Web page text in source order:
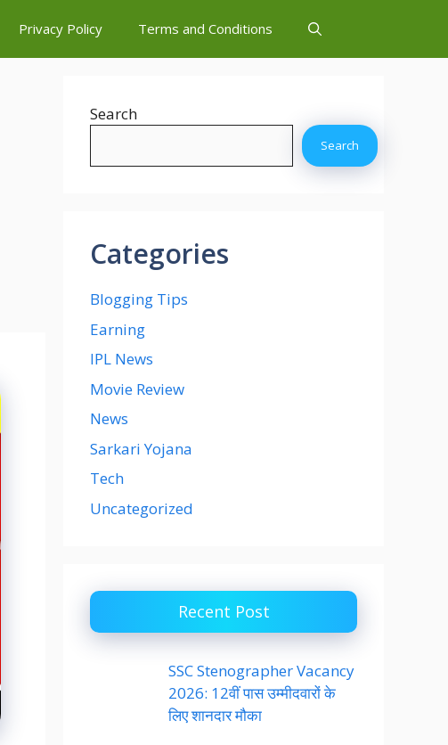
Privacy Policy Terms and Conditions
Search
Search
Categories
Blogging Tips
Earning
IPL News
Movie Review
News
Sarkari Yojana
Tech
Uncategorized
Recent Post
SSC Stenographer Vacancy
2026: 12वीं पास उम्मीदवारों के
लिए शानदार मौका